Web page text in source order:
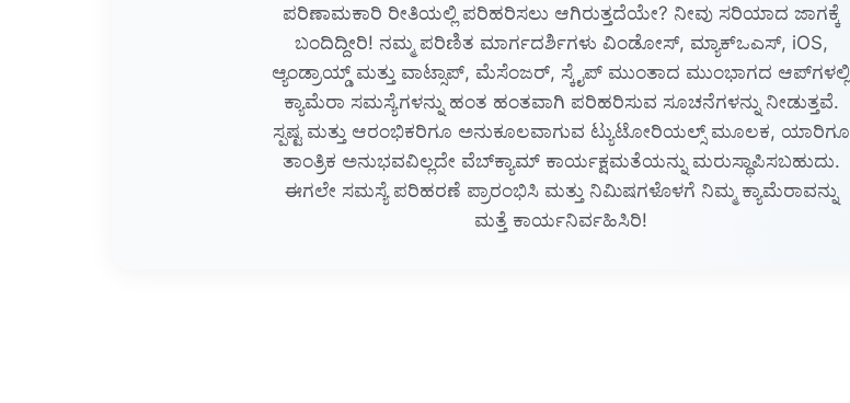
ಪರಿಣಾಮಕಾರಿ ರೀತಿಯಲ್ಲಿ ಪರಿಹರಿಸಲು ಆಗಿರುತ್ತದೆಯೇ? ನೀವು ಸರಿಯಾದ ಜಾಗಕ್ಕೆ
ಬಂದಿದ್ದೀರಿ! ನಮ್ಮ ಪರಿಣಿತ ಮಾರ್ಗದರ್ಶಿಗಳು ವಿಂಡೋಸ್, ಮ್ಯಾಕ್‌ಒಎಸ್, iOS,
ಆ್ಯಂಡ್ರಾಯ್ಡ್ ಮತ್ತು ವಾಟ್ಸಾಪ್, ಮೆಸೆಂಜರ್, ಸ್ಕೈಪ್ ಮುಂತಾದ ಮುಂಭಾಗದ ಆಪ್‌ಗಳಲ್ಲಿ
ಕ್ಯಾಮೆರಾ ಸಮಸ್ಯೆಗಳನ್ನು ಹಂತ ಹಂತವಾಗಿ ಪರಿಹರಿಸುವ ಸೂಚನೆಗಳನ್ನು ನೀಡುತ್ತವೆ.
ಸ್ಪಷ್ಟ ಮತ್ತು ಆರಂಭಿಕರಿಗೂ ಅನುಕೂಲವಾಗುವ ಟ್ಯುಟೋರಿಯಲ್ಸ್ ಮೂಲಕ, ಯಾರಿಗೂ
ತಾಂತ್ರಿಕ ಅನುಭವವಿಲ್ಲದೇ ವೆಬ್‌ಕ್ಯಾಮ್ ಕಾರ್ಯಕ್ಷಮತೆಯನ್ನು ಮರುಸ್ಥಾಪಿಸಬಹುದು.
ಈಗಲೇ ಸಮಸ್ಯೆ ಪರಿಹರಣೆ ಪ್ರಾರಂಭಿಸಿ ಮತ್ತು ನಿಮಿಷಗಳೊಳಗೆ ನಿಮ್ಮ ಕ್ಯಾಮೆರಾವನ್ನು
ಮತ್ತೆ ಕಾರ್ಯನಿರ್ವಹಿಸಿರಿ!